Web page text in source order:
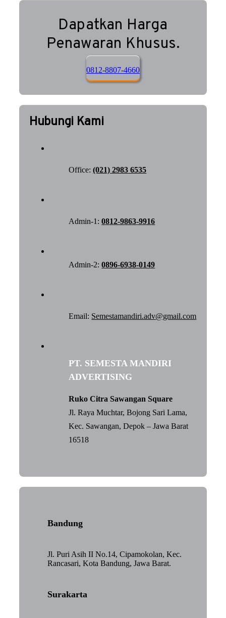
Dapatkan Harga
Penawaran Khusus.
0812-8807-4660
Hubungi Kami
Office:(021) 2983 6535
Admin-1:0812-9863-9916
Admin-2:0896-6938-0149
Email: Semestamandiri.adv@gmail.com
PT. SEMESTA MANDIRI
ADVERTISING
Ruko Citra Sawangan Square
Jl. Raya Muchtar, Bojong Sari Lama,
Kec. Sawangan, Depok – Jawa Barat
16518
Bandung
Jl. Puri Asih II No.14, Cipamokolan, Kec.
Rancasari, Kota Bandung, Jawa Barat.
Surakarta